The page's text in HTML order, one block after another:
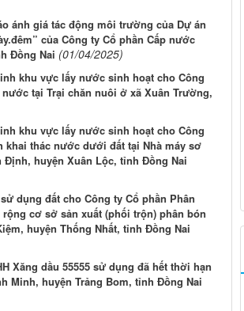
ánh giá tác động môi trường của Dự án
của Công ty Cổ phần Cấp nước
Đồng Nai (01/04/2025)
khu vực lấy nước sinh hoạt cho Công
tại Trại chăn nuôi ở xã Xuân Trường,
khu vực lấy nước sinh hoạt cho Công
khai thác nước dưới đất tại Nhà máy sơ
Định, huyện Xuân Lộc, tỉnh Đồng Nai
dụng đất cho Công ty Cổ phần Phân
cơ sở sản xuất (phối trộn) phân bón
huyện Thống Nhất, tỉnh Đồng Nai
Xăng dầu 55555 sử dụng đã hết thời hạn
Minh, huyện Trảng Bom, tỉnh Đồng Nai